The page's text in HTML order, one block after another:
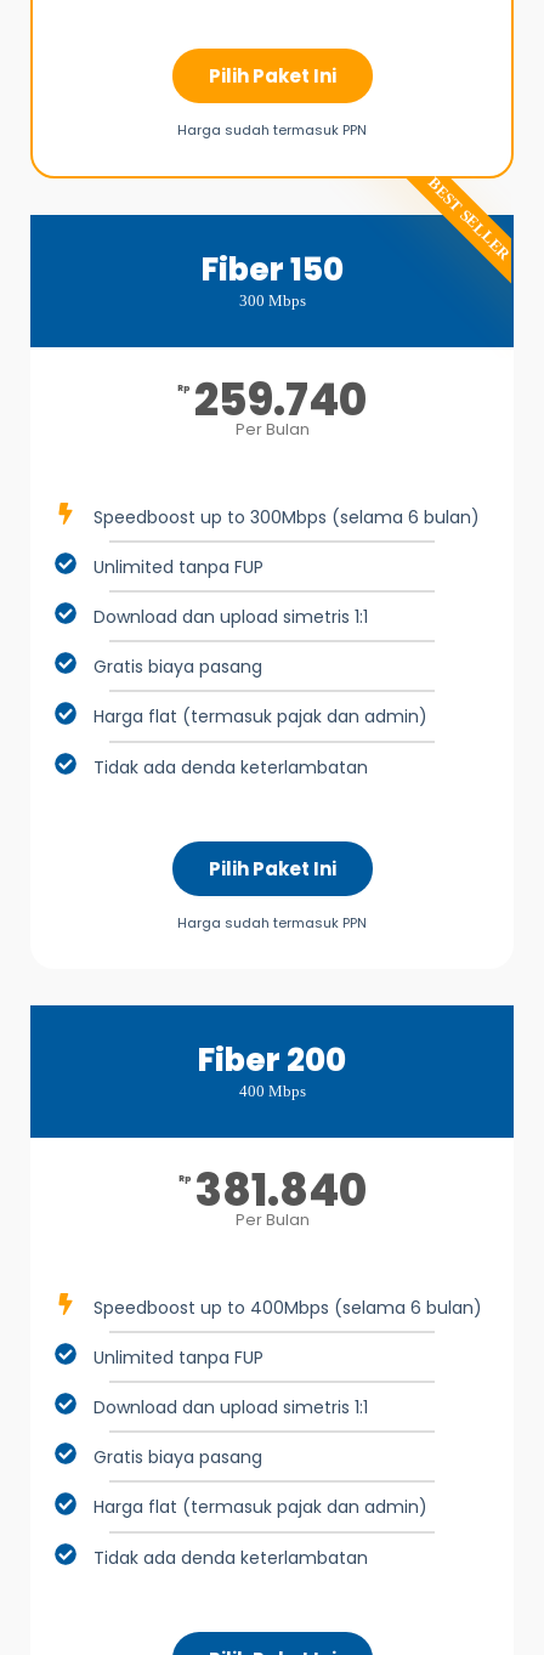
Pilih Paket Ini
Harga sudah termasuk PPN
BEST SELLER
Fiber 150
300 Mbps
Rp 259.740
Per Bulan
Speedboost up to 300Mbps (selama 6 bulan)
Unlimited tanpa FUP
Download dan upload simetris 1:1
Gratis biaya pasang
Harga flat (termasuk pajak dan admin)
Tidak ada denda keterlambatan
Pilih Paket Ini
Harga sudah termasuk PPN
Fiber 200
400 Mbps
Rp 381.840
Per Bulan
Speedboost up to 400Mbps (selama 6 bulan)
Unlimited tanpa FUP
Download dan upload simetris 1:1
Gratis biaya pasang
Harga flat (termasuk pajak dan admin)
Tidak ada denda keterlambatan